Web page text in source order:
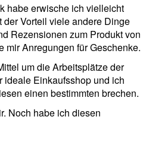
habe erwische ich vielleicht
Vorteil viele andere Dinge
Rezensionen zum Produkt von
mir Anregungen für Geschenke.
um die Arbeitsplätze der
ideale Einkaufsshop und ich
einen bestimmten brechen.
Noch habe ich diesen